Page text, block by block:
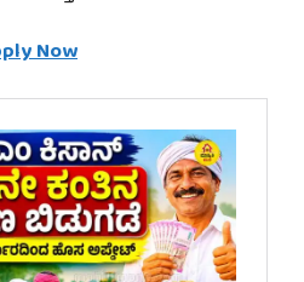
Now